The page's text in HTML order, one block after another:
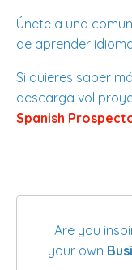
Únete a una
de aprender
Si quieres saber
descarga vol
Spanish
Are you
your own